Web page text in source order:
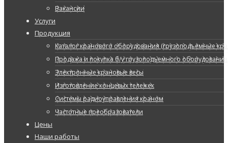
Вакансии
Услуги
Продукция
Каталог кранового оборудования (грузоподъемные
Продажа и покупка б/у грузоподъемного оборудования
Электронные крановые весы
Изготовление концевых тележек
Системы радиоуправления краном
Частотные преобразователи
Цены
Наши работы